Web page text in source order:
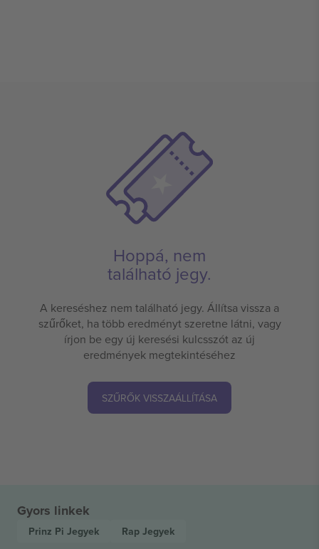
Hoppá, nem
található jegy.
A kereséshez nem található jegy. Állítsa vissza a
szűrőket, ha több eredményt szeretne látni, vagy
írjon be egy új keresési kulcsszót az új
eredmények megtekintéséhez
SZŰRŐK VISSZAÁLLÍTÁSA
Gyors linkek
Prinz Pi Jegyek Rap Jegyek